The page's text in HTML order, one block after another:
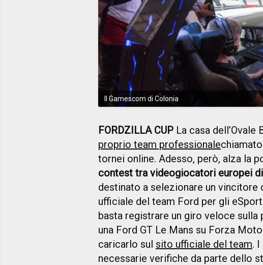
Il Gamescom di Colonia
FORDZILLA CUP La casa dell’Ovale
proprio team professionale
tornei online. Adesso, però, alza la
contest tra videogiocatori europei
destinato a selezionare un vincitore
ufficiale del team Ford per gli
basta registrare un giro veloce
una Ford GT Le Mans su Forza
caricarlo sul sito ufficiale del team.
necessarie verifiche da parte dello